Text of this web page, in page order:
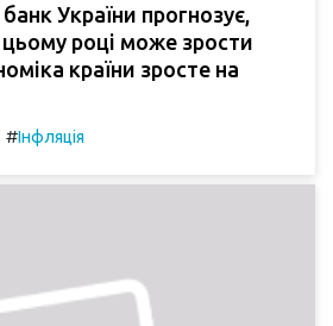
України прогнозує,
році може зрости
країни зросте на
#Інфляція